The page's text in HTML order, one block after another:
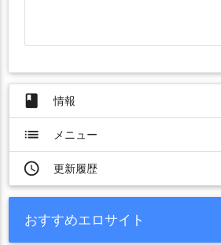
book 情報
list
メニュー
access_time
更新履歴
おすすめエロサイト